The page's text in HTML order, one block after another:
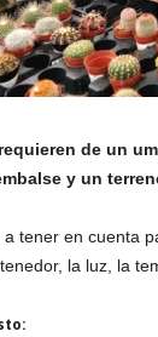
requieren de un
y un
a tener en cuenta
la luz, la